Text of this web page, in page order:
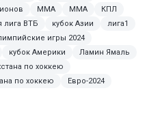
MMA ММА
КПЛ
лига ВТБ кубок Азии
лига1
игры 2024
кубок Америки
Ламин Ямаль
по хоккею
по хоккею
Евро-2024